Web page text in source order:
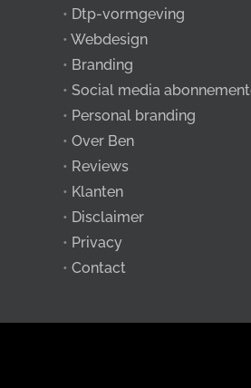
• Dtp-vormgeving
• Webdesign
• Branding
• Social media
• Personal branding
• Over Ben
• Reviews
• Klanten
• Disclaimer
• Privacy
• Contact